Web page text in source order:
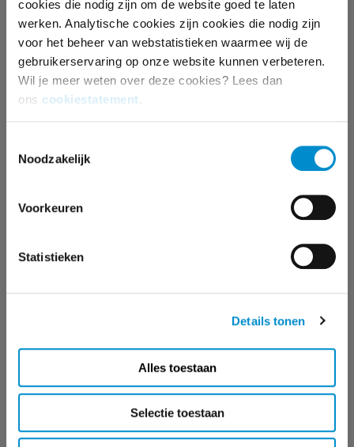
cookies die nodig zijn om de website goed te laten
werken. Analytische cookies zijn cookies die nodig zijn
voor het beheer van webstatistieken waarmee wij de
gebruikerservaring op onze website kunnen verbeteren.
Wil je meer weten over deze cookies? Lees dan
ons cookiestatement.
Noodzakelijk
Voorkeuren
Statistieken
Details tonen
Alles toestaan
Selectie toestaan
HULP BIJ JOUW CAMPAGNE?
Heb je na het lezen van deze whitepaper nog vragen?
Wij denken dagelijks mee met onze klanten en
kunnen je altijd voorzien van advies op maat. We
zetten onze kennis graag voor je in en gaan samen op
zoek naar de mooiste kansen!
MEER PRAKTISCHE INZICHTEN
VOOR MERKBOUW